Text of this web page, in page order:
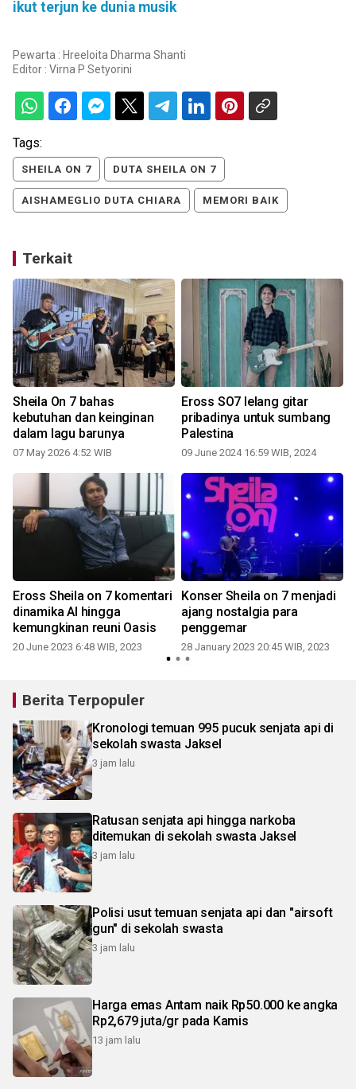
ikut terjun ke dunia musik
Pewarta : Hreeloita Dharma Shanti
Editor : Virna P Setyorini
Tags:
SHEILA ON 7 DUTA SHEILA ON 7
AISHAMEGLIO DUTA CHIARA MEMORI BAIK
Terkait
Sheila On 7 bahas
kebutuhan dan keinginan
dalam lagu barunya
07 May 2026 4:52 WIB
Eross SO7 lelang gitar
pribadinya untuk sumbang
Palestina
09 June 2024 16:59 WIB, 2024
Eross Sheila on 7 komentari
dinamika AI hingga
kemungkinan reuni Oasis
20 June 2023 6:48 WIB, 2023
Konser Sheila on 7 menjadi
ajang nostalgia para
penggemar
28 January 2023 20:45 WIB, 2023
Berita Terpopuler
Kronologi temuan 995 pucuk senjata api di
sekolah swasta Jaksel
3 jam lalu
Ratusan senjata api hingga narkoba
ditemukan di sekolah swasta Jaksel
3 jam lalu
Polisi usut temuan senjata api dan "airsoft
gun" di sekolah swasta
3 jam lalu
Harga emas Antam naik Rp50.000 ke angka
Rp2,679 juta/gr pada Kamis
13 jam lalu